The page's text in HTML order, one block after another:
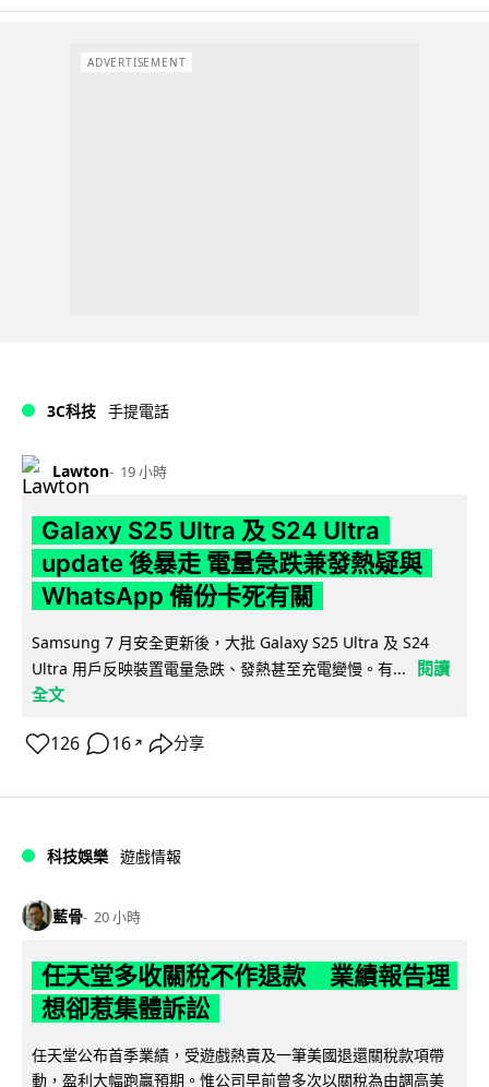
ADVERTISEMENT
3C科技 手提電話
Lawton 19 小時
Galaxy S25 Ultra 及 S24 Ultra
update 後暴走 電量急跌兼發熱疑與
WhatsApp 備份卡死有關
Samsung 7 月安全更新後，大批 Galaxy S25 Ultra 及 S24
Ultra 用戶反映裝置電量急跌、發熱甚至充電變慢。有...
閱讀
全文
126 16 ↗ 分享
科技娛樂 遊戲情報
藍骨 20 小時
任天堂多收關稅不作退款 業績報告理
想卻惹集體訴訟
任天堂公布首季業績，受遊戲熱賣及一筆美國退還關稅款項帶
動，盈利大幅跑贏預期。惟公司早前曾多次以關稅為由調高美